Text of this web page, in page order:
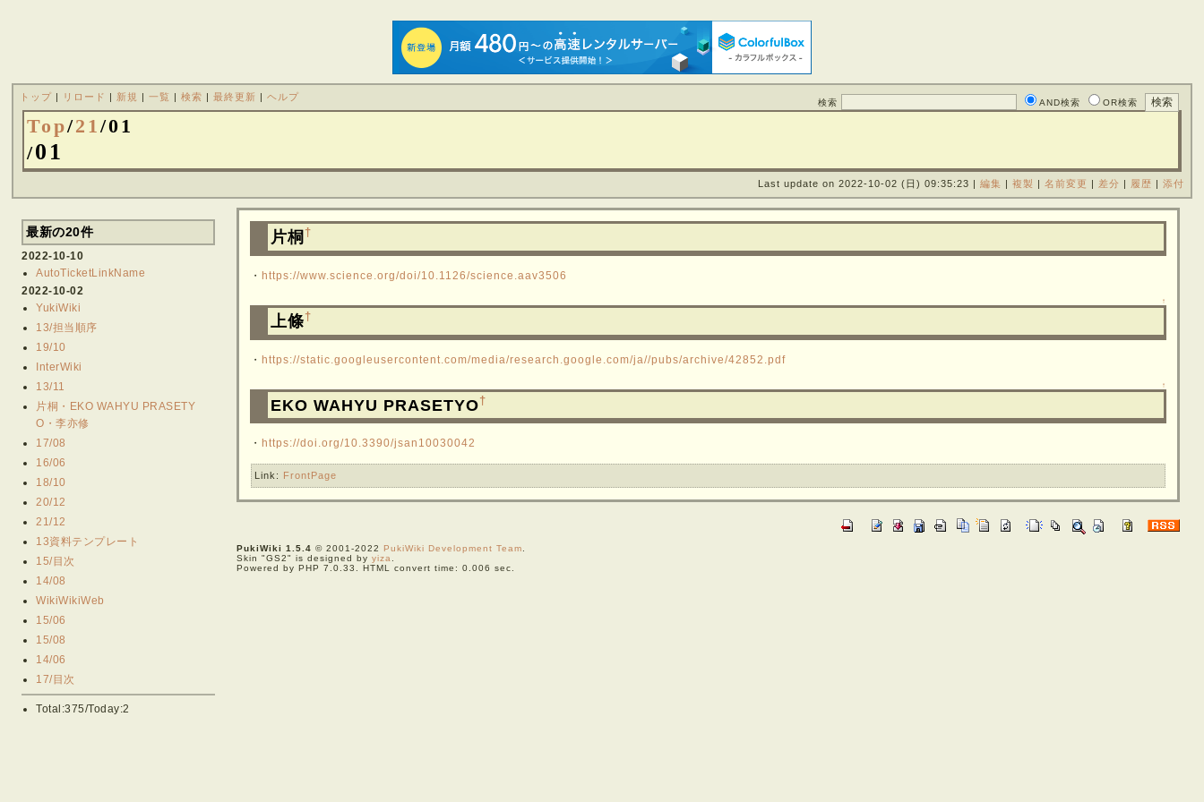
検索 AND検索 OR検索
トップ | リロード | 新規 |一覧 |検索 |最終更新 |ヘルプ
Top/21/01
/01
Last update on 2022-10-02 (日) 09:35:23 | 編集 | 複製 | 名前変更 | 差分 | 履歴 | 添付
最新の20件
2022-10-10
AutoTicketLinkName
2022-10-02
YukiWiki
13/担当順序
19/10
InterWiki
13/11
片桐・EKO WAHYU PRASETY
O・李亦修
17/08
16/06
18/10
20/12
21/12
13資料テンプレート
15/目次
14/08
WikiWikiWeb
15/06
15/08
14/06
17/目次
Total:375/Today:2
片桐 †
・ https://www.science.org/doi/10.1126/science.aav3506
↑
上條†
・ https://static.googleusercontent.com/media/research.google.com/ja//pubs/archive/42852.pdf
↑
EKO WAHYU PRASETYO†
・ https://doi.org/10.3390/jsan10030042
Link: FrontPage
PukiWiki 1.5.4 © 2001-2022 PukiWiki Development Team
Skin "GS2" is designed by yiza
Powered by PHP 7.0.33. HTML convert time: 0.006 sec.